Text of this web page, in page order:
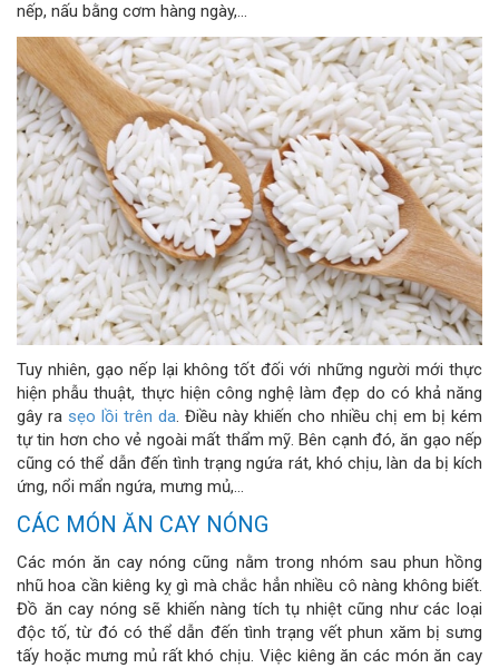
nếp, nấu bằng cơm hàng ngày,...
Tuy nhiên, gạo nếp lại không tốt đối với những người mới thực
hiện phẫu thuật, thực hiện công nghệ làm đẹp do có khả năng
gây ra sẹo lồi trên da. Điều này khiến cho nhiều chị em bị kém
tự tin hơn cho vẻ ngoài mất thẩm mỹ. Bên cạnh đó, ăn gạo nếp
cũng có thể dẫn đến tình trạng ngứa rát, khó chịu, làn da bị kích
ứng, nổi mẩn ngứa, mưng mủ,…
CÁC MÓN ĂN CAY NÓNG
Các món ăn cay nóng cũng nằm trong nhóm sau phun hồng
nhũ hoa cần kiêng kỵ gì mà chắc hẳn nhiều cô nàng không biết.
Đồ ăn cay nóng sẽ khiến nàng tích tụ nhiệt cũng như các loại
độc tố, từ đó có thể dẫn đến tình trạng vết phun xăm bị sưng
tấy hoặc mưng mủ rất khó chịu. Việc kiêng ăn các món ăn cay